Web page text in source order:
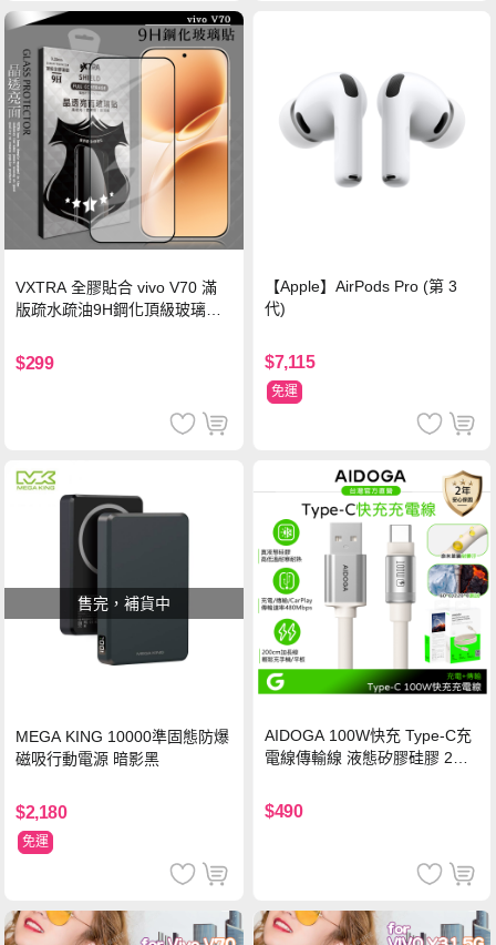
VXTRA 全膠貼合 vivo V70 滿
版疏水疏油9H鋼化頂級玻璃貼
$299
【Apple】AirPods Pro (第 3
代)
$7,115
免運
售完，補貨中
MEGA KING 10000準固態防爆
磁吸行動電源 暗影黑
$2,180
免運
AIDOGA 100W快充 Type-C充
電線傳輸線 液態矽膠硅膠 2M
$490